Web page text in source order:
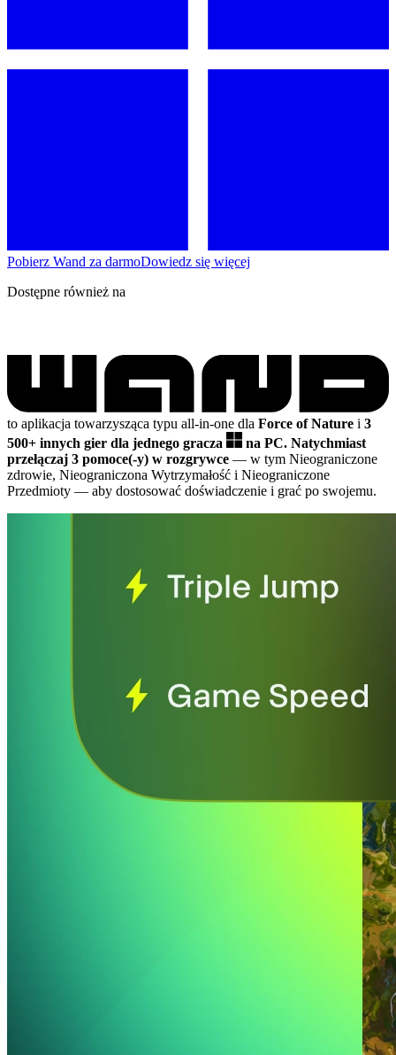
Pobierz Wand za darmoDowiedz się więcej
Dostępne również na
to aplikacja towarzysząca typu all-in-one dla Force of Nature i 3
500+ innych gier dla jednego gracza
na PC. Natychmiast
przełączaj 3 pomoce(-y) w rozgrywce — w tym Nieograniczone
zdrowie, Nieograniczona Wytrzymałość i Nieograniczone
Przedmioty — aby dostosować doświadczenie i grać po swojemu.